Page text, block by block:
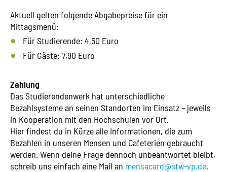
Aktuell gelten folgende Abgabepreise für ein
Mittagsmenü:
Für Studierende: 4,50 Euro
Für Gäste: 7,90 Euro
Zahlung
Das Studierendenwerk hat unterschiedliche
Bezahlsysteme an seinen Standorten im Einsatz – jeweils
in Kooperation mit den Hochschulen vor Ort.
Hier findest du in Kürze alle Informationen, die zum
Bezahlen in unseren Mensen und Cafeterien gebraucht
werden. Wenn deine Frage dennoch unbeantwortet bleibt,
schreib uns einfach eine Mail an mensacard@stw-vp.de.